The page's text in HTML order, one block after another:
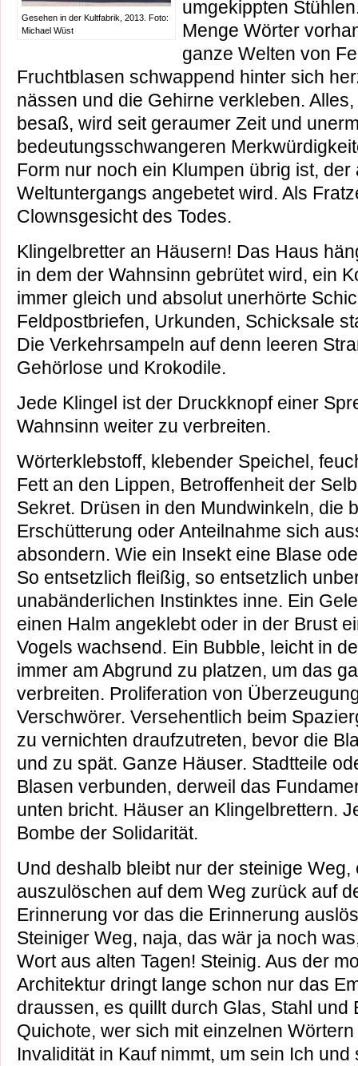
Gesehen in der Kultfabrik, 2013. Foto:
Michael Wüst
umgekippten
Menge Wörter
ganze Welten von
Fruchtblasen schwappend hinter sich
nässen und die Gehirne verkleben.
besaß, wird seit geraumer Zeit und
bedeutungsschwangeren
Form nur noch ein Klumpen übrig ist, der
Weltuntergangs angebetet wird. Als
Clownsgesicht des Todes.
Klingelbretter an Häusern! Das Haus
in dem der Wahnsinn gebrütet wird, ein
immer gleich und absolut unerhörte
Feldpostbriefen, Urkunden, Schicksale
Die Verkehrsampeln auf denn leeren
Gehörlose und Krokodile.
Jede Klingel ist der Druckknopf einer
Wahnsinn weiter zu verbreiten.
Wörterklebstoff, klebender Speichel,
Fett an den Lippen, Betroffenheit der
Sekret. Drüsen in den Mundwinkeln, die
Erschütterung oder Anteilnahme sich
absondern. Wie ein Insekt eine Blase
So entsetzlich fleißig, so entsetzlich
unabänderlichen Instinktes inne. Ein
einen Halm angeklebt oder in der Brust
Vogels wachsend. Ein Bubble, leicht in
immer am Abgrund zu platzen, um das
verbreiten. Proliferation von
Verschwörer. Versehentlich beim
zu vernichten draufzutreten, bevor die
und zu spät. Ganze Häuser. Stadtteile
Blasen verbunden, derweil das
unten bricht. Häuser an Klingelbrettern.
Bombe der Solidarität.
Und deshalb bleibt nur der steinige
auszulöschen auf dem Weg zurück auf
Erinnerung vor das die Erinnerung
Steiniger Weg, naja, das wär ja noch
Wort aus alten Tagen! Steinig. Aus der
Architektur dringt lange schon nur das
draussen, es quillt durch Glas, Stahl und
Quichote, wer sich mit einzelnen
Invalidität in Kauf nimmt, um sein Ich